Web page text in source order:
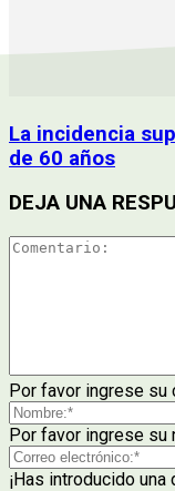
La incidencia
de 60 años
DEJA UNA
Por favor ingrese su
Por favor ingrese su
¡Has introducido